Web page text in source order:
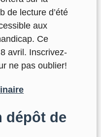
de lecture d’été
aux
Ce
avril. Inscrivez-
ne pas oublier!
dépôt de